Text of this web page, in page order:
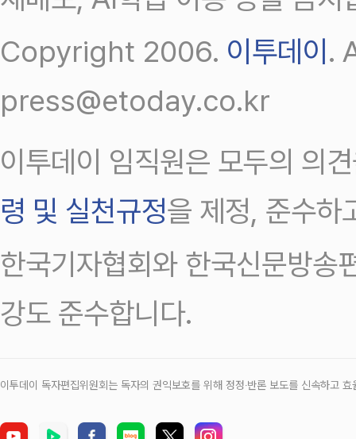
Copyright 2006. 이투데이 .
press@etoday.co.kr
이투데이 임직원은 모두의 의
령 및 실천규정을 제정, 준수하
한국기자협회와 한국신문방송
강도 준수합니다.
이투데이 독자편집위원회는 독자의 권익보호를 위해 정정‧반론 보도를 신속하고